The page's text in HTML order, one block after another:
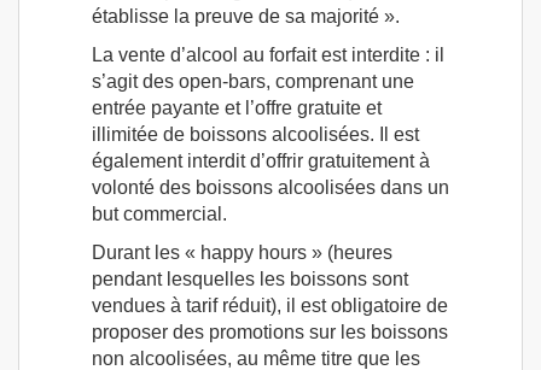
établisse la preuve de sa majorité ».
La vente d’alcool au forfait est interdite : il
s’agit des open-bars, comprenant une
entrée payante et l’offre gratuite et
illimitée de boissons alcoolisées. Il est
également interdit d’offrir gratuitement à
volonté des boissons alcoolisées dans un
but commercial.
Durant les « happy hours » (heures
pendant lesquelles les boissons sont
vendues à tarif réduit), il est obligatoire de
proposer des promotions sur les boissons
non alcoolisées, au même titre que les